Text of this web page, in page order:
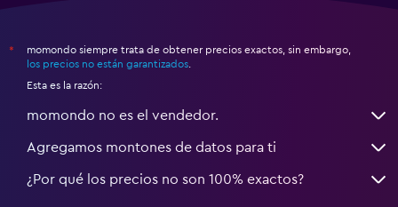
*
momondo siempre trata de obtener precios exactos, sin embargo,
los precios no están garantizados
Esta es la razón:
momondo no es el vendedor.
Agregamos montones de datos para ti
¿Por qué los precios no son 100% exactos?